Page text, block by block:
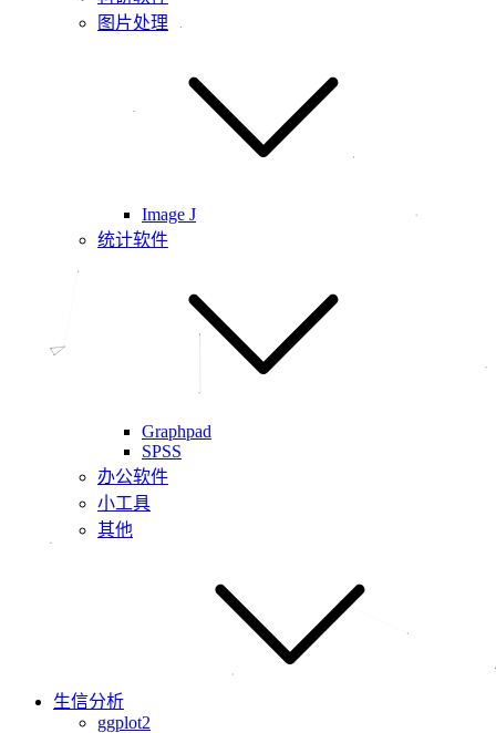
图片处理
Image J
统计软件
Graphpad
SPSS
办公软件
小工具
其他
生信分析
ggplot2